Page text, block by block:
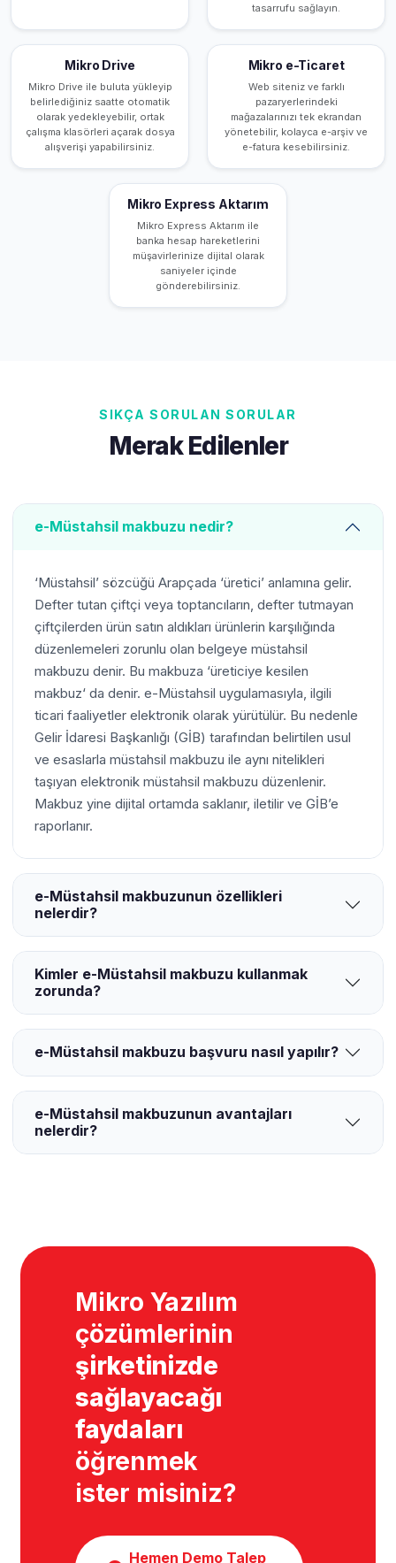
tasarrufu sağlayın.
Mikro Drive
Mikro Drive ile buluta yükleyip
belirlediğiniz saatte otomatik
olarak yedekleyebilir, ortak
çalışma klasörleri açarak dosya
alışverişi yapabilirsiniz.
Mikro e-Ticaret
Web siteniz ve farklı
pazaryerlerindeki
mağazalarınızı tek ekrandan
yönetebilir, kolayca e-arşiv ve
e-fatura kesebilirsiniz.
Mikro Express Aktarım
Mikro Express Aktarım ile
banka hesap hareketlerini
müşavirlerinize dijital olarak
saniyeler içinde
gönderebilirsiniz.
SIKÇA SORULAN SORULAR
Merak Edilenler
e-Müstahsil makbuzu nedir?
‘Müstahsil’ sözcüğü Arapçada ‘üretici’ anlamına gelir.
Defter tutan çiftçi veya toptancıların, defter tutmayan
çiftçilerden ürün satın aldıkları ürünlerin karşılığında
düzenlemeleri zorunlu olan belgeye müstahsil
makbuzu denir. Bu makbuza ‘üreticiye kesilen
makbuz‘ da denir. e-Müstahsil uygulamasıyla, ilgili
ticari faaliyetler elektronik olarak yürütülür. Bu nedenle
Gelir İdaresi Başkanlığı (GİB) tarafından belirtilen usul
ve esaslarla müstahsil makbuzu ile aynı nitelikleri
taşıyan elektronik müstahsil makbuzu düzenlenir.
Makbuz yine dijital ortamda saklanır, iletilir ve GİB’e
raporlanır.
e-Müstahsil makbuzunun özellikleri
nelerdir?
Kimler e-Müstahsil makbuzu kullanmak
zorunda?
e-Müstahsil makbuzu başvuru nasıl yapılır?
e-Müstahsil makbuzunun avantajları
nelerdir?
Mikro Yazılım
çözümlerinin
şirketinizde
sağlayacağı
faydaları
öğrenmek
ister misiniz?
Hemen Demo Talep